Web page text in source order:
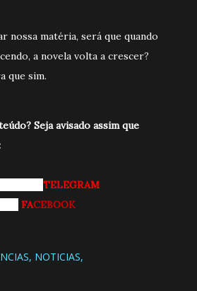
nossa matéria, será que quando
a novela volta a crescer?
que sim.
Seja avisado assim que
TELEGRAM
FACEBOOK
NOTICIAS